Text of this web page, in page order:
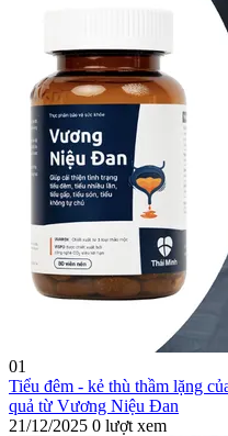
01
Tiểu đêm - kẻ thù thầm lặng
quả từ Vương Niệu Đan
21/12/2025 0 lượt xem